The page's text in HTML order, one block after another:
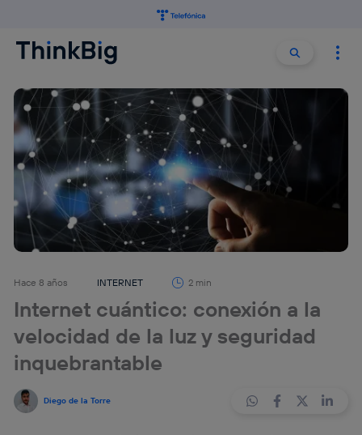
Buscar
Hace 8 años INTERNET 2 min
Internet cuántico: conexión a la
velocidad de la luz y seguridad
inquebrantable
Diego de la Torre